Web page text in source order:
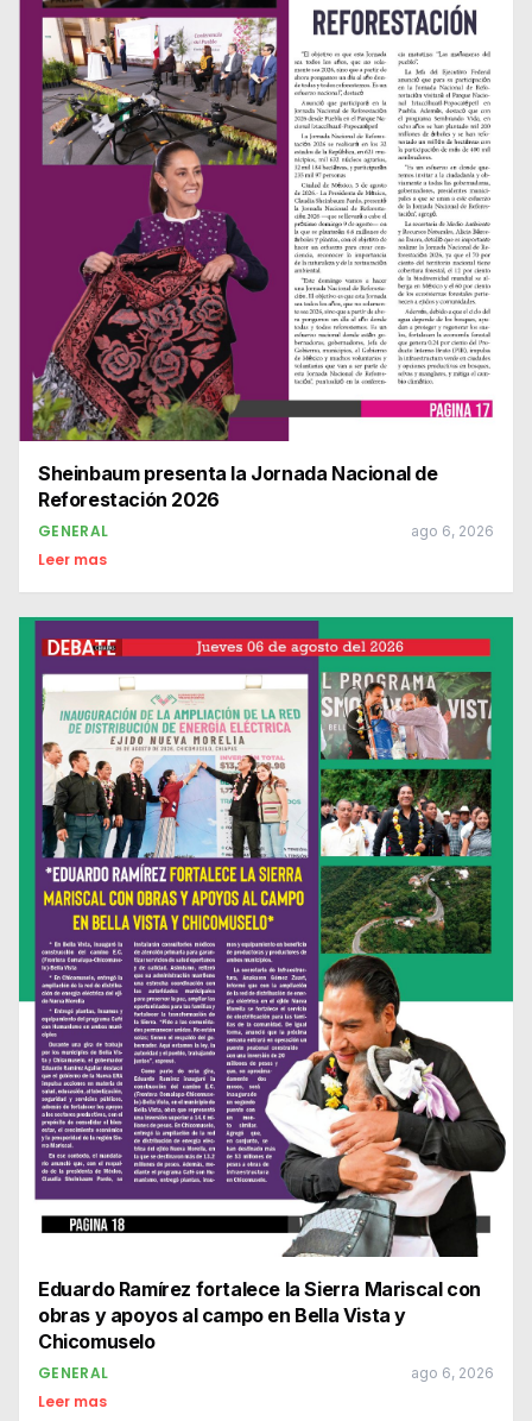
Sheinbaum presenta la Jornada Nacional de
Reforestación 2026
GENERAL ago 6, 2026
Leer mas
Eduardo Ramírez fortalece la Sierra Mariscal con
obras y apoyos al campo en Bella Vista y
Chicomuselo
GENERAL ago 6, 2026
Leer mas